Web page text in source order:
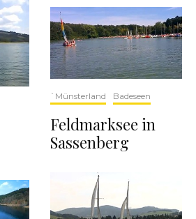
`Münsterland Badeseen
Feldmarksee in
Sassenberg